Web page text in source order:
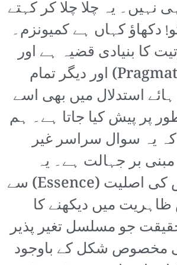
نہیں۔ یہ چلا چلا کر کہتے
دکھاؤ کہاں ہے کمیونزم۔
کا بنیادی قضیہ ہے اور
نتائجیت (Pragmatism) اور دیگر تمام
استدلال میں بھی اسے
پر پیش کیا جاتا ہے۔ ہم
یہ سوال سراسر غیر
بر جہالت ہے۔ یہ
حقیقت کو اس کی اصلیت (Essence) سے
میں دیکھنے کا
جو مسلسل تغیر پذیر
مخصوص شکل کے باوجود